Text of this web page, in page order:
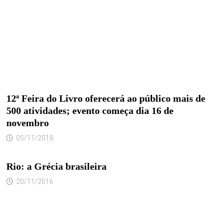
12ª Feira do Livro oferecerá ao público mais de
500 atividades; evento começa dia 16 de
novembro
05/11/2018
Rio: a Grécia brasileira
20/11/2016